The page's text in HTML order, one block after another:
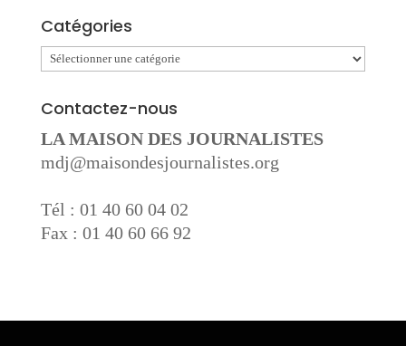
Catégories
Catégories
Contactez-nous
LA MAISON DES JOURNALISTES
mdj@maisondesjournalistes.org
Tél : 01 40 60 04 02
Fax : 01 40 60 66 92